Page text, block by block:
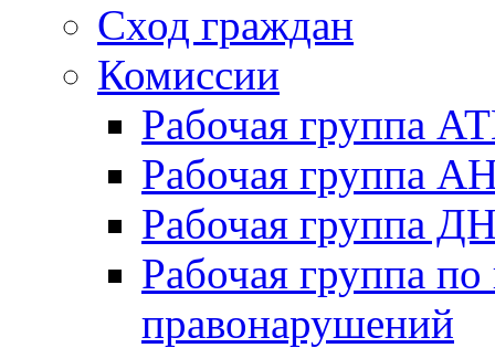
Сход граждан
Комиссии
Рабочая группа
Рабочая группа
Рабочая группа
Рабочая группа
правонарушений